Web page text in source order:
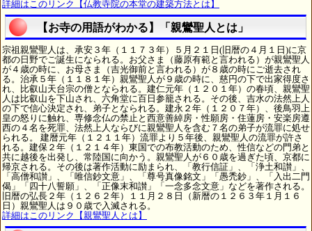
詳細はこのリンク【仏教寺院の本堂の建築方法とは】
【お寺の用語がわかる】「親鸞聖人とは」
宗祖親鸞聖人は、承安３年（１１７３年）５月２１日(旧暦の４月１日)に京
都の日野でご誕生になられる。お父さま（藤原有範と言われる）が親鸞聖人
が４歳の時に、お母さま（吉光御前と言われる）が８歳の時にご逝去され
る。治承５年（１１８１年）親鸞聖人が９歳の時に、慈円の下で出家得度さ
れ、比叡山天台宗の僧となられる。建仁元年（１２０１年）の春頃、親鸞聖
人は比叡山を下山され、六角堂に百日参籠される。その後、吉水の法然上人
の下で信心決定され、弟子となられる。建永２年（１２０７年）、後鳥羽上
皇の怒りに触れ、専修念仏の禁止と西意善綽房・性願房・住蓮房・安楽房遵
西の４名を死罪、法然上人ならびに親鸞聖人を含む７名の弟子が流罪に処せ
られる。 建暦元年（１２１１年）流罪より５年後、親鸞聖人の流罪が許さ
れる。建保２年（１２１４年）東国での布教活動のため、性信などの門弟と
共に越後を出発し、常陸国に向かう。親鸞聖人が６０歳を過ぎた頃、京都に
帰京される。その後は著作活動に励まられ、「教行信証」、「浄土和讃」、
「高僧和讃」、「唯信鈔文意」、「尊号真像銘文」「愚禿鈔」、「入出二門
偈」「四十八誓願」、「正像末和讃」「一念多念文意」などを著作される。
旧暦の弘長２年（１２６２年）１１月２８日（新暦の１２６３年１月１６
日）親鸞聖人は９０歳で入滅される。
詳細はこのリンク【親鸞聖人とは】